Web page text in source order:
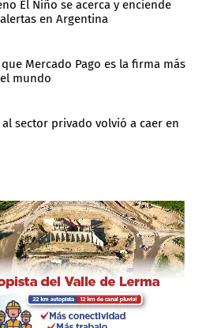
El Niño se acerca y enciende
en Argentina
Mercado Pago es la firma más
mundo
sector privado volvió a caer en